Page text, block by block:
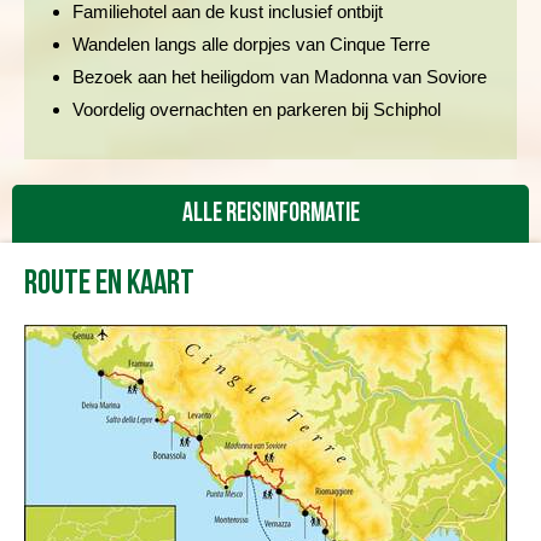
Familiehotel aan de kust inclusief ontbijt
Wandelen langs alle dorpjes van Cinque Terre
Bezoek aan het heiligdom van Madonna van Soviore
Voordelig overnachten en parkeren bij Schiphol
Alle reisinformatie
Vertrekdata/prijs
Reviews
Praktische informatie
FAQ
Route en kaart